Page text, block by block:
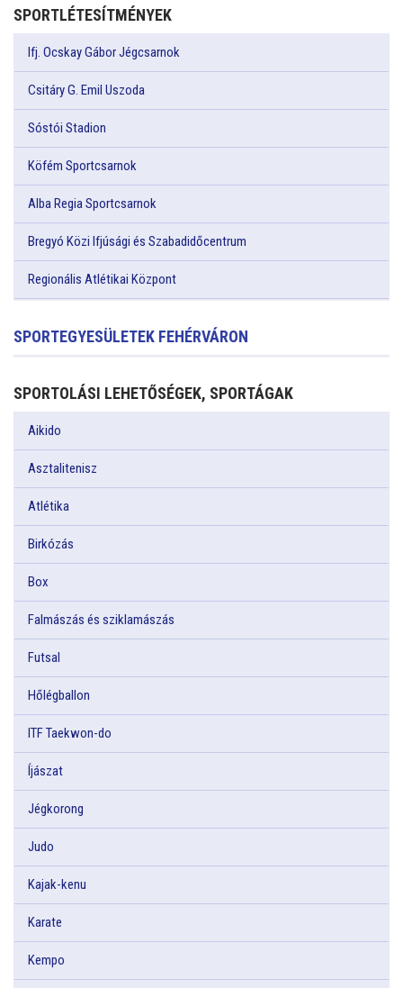
SPORTLÉTESÍTMÉNYEK
Ifj. Ocskay Gábor Jégcsarnok
Csitáry G. Emil Uszoda
Sóstói Stadion
Köfém Sportcsarnok
Alba Regia Sportcsarnok
Bregyó Közi Ifjúsági és Szabadidőcentrum
Regionális Atlétikai Központ
SPORTEGYESÜLETEK FEHÉRVÁRON
SPORTOLÁSI LEHETŐSÉGEK, SPORTÁGAK
Aikido
Asztalitenisz
Atlétika
Birkózás
Box
Falmászás és sziklamászás
Futsal
Hőlégballon
ITF Taekwon-do
Íjászat
Jégkorong
Judo
Kajak-kenu
Karate
Kempo